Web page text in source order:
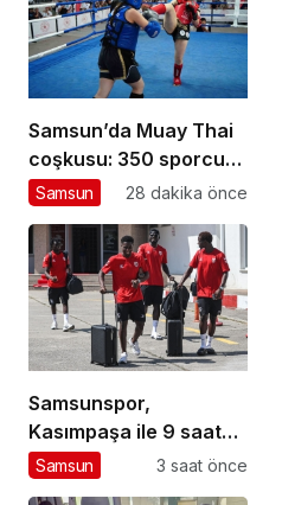
Samsun’da Muay Thai
coşkusu: 350 sporcu
mücadele ediyor
Samsun 28 dakika önce
Samsunspor,
Kasımpaşa ile 9 saat
arayla iki hazırlık maçı
Samsun 3 saat önce